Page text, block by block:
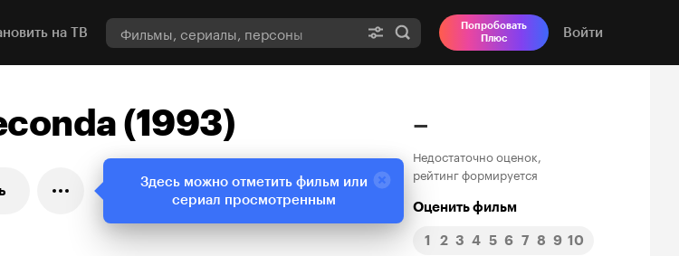
на ТВ
Попробовать
Плюс
Войти
(1993) –
Недостаточно оценок,
рейтинг формируется
Оценить фильм
1 2 3 4 5 6 7 8 9 10
Здесь можно отметить фильм или
сериал просмотренным